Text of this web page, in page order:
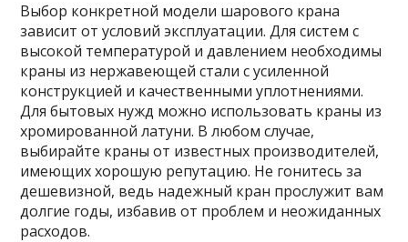
Выбор конкретной модели шарового крана
зависит от условий эксплуатации. Для систем с
высокой температурой и давлением необходимы
краны из нержавеющей стали с усиленной
конструкцией и качественными уплотнениями.
Для бытовых нужд можно использовать краны из
хромированной латуни. В любом случае,
выбирайте краны от известных производителей,
имеющих хорошую репутацию. Не гонитесь за
дешевизной, ведь надежный кран прослужит вам
долгие годы, избавив от проблем и неожиданных
расходов.